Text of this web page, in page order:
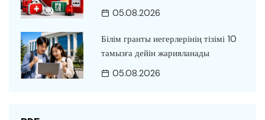
05.08.2026
Білім гранты иегерлерінің тізімі 10
тамызға дейін жарияланады
05.08.2026